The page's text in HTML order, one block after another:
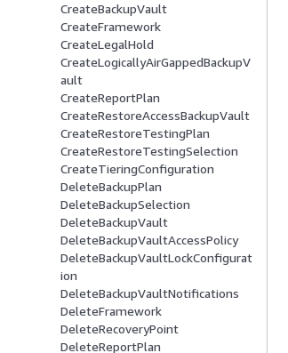
CreateBackupVault
CreateFramework
CreateLegalHold
CreateLogicallyAirGappedBackupV
ault
CreateReportPlan
CreateRestoreAccessBackupVault
CreateRestoreTestingPlan
CreateRestoreTestingSelection
CreateTieringConfiguration
DeleteBackupPlan
DeleteBackupSelection
DeleteBackupVault
DeleteBackupVaultAccessPolicy
DeleteBackupVaultLockConfigurat
ion
DeleteBackupVaultNotifications
DeleteFramework
DeleteRecoveryPoint
DeleteReportPlan